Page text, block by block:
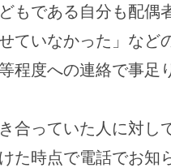
もである自分も配偶
ていなかった」など
程度への連絡で事足
合っていた人に対し
た時点で電話でお知